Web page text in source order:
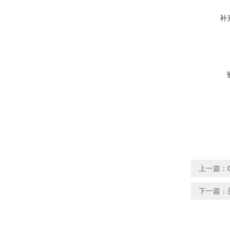
补
上一篇：
下一篇：